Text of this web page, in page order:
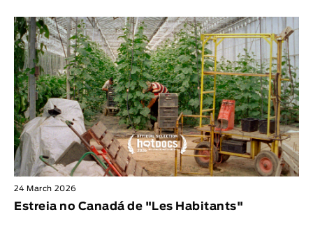
24 March 2026
Estreia no Canadá de "Les Habitants"